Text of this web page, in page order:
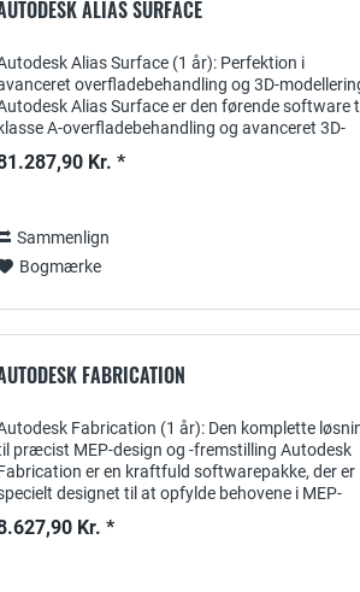
ALIAS SURFACE
Alias Surface (1 år): Perfektion i
overfladebehandling og 3D-
Alias Surface er den førende software
klasse A-overfladebehandling og avanceret 3D-
Kr. *
Sammenlign
Bogmærke
FABRICATION
Fabrication (1 år): Den komplette
præcist MEP-design og -fremstilling Autodesk
er en kraftfuld softwarepakke, der er
designet til at opfylde behovene i MEP-
Kr. *